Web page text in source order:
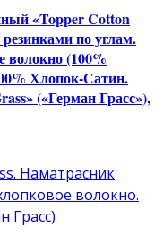
«Topper Cotton
по углам.
волокно (100%
Хлопок-Сатин.
(«Герман Грасс»),